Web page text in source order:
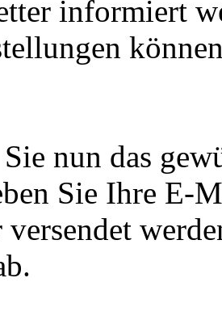
informiert
nun das
Sie Ihre E-